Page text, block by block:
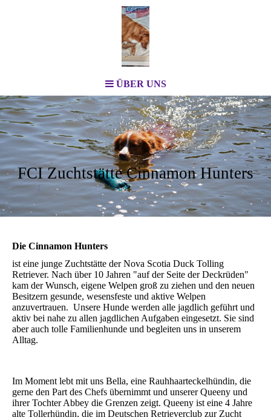
ÜBER UNS
FCI Zuchtstätte Cinnamon Hunters
Die Cinnamon Hunters
ist eine junge Zuchtstätte der Nova Scotia Duck Tolling
Retriever. Nach über 10 Jahren "auf der Seite der Deckrüden"
kam der Wunsch, eigene Welpen groß zu ziehen und den neuen
Besitzern gesunde, wesensfeste und aktive Welpen
anzuvertrauen. Unsere Hunde werden alle jagdlich geführt und
aktiv bei nahe zu allen jagdlichen Aufgaben eingesetzt. Sie sind
aber auch tolle Familienhunde und begleiten uns in unserem
Alltag.
Im Moment lebt mit uns Bella, eine Rauhhaarteckelhündin, die
gerne den Part des Chefs übernimmt und unserer Queeny und
ihrer Tochter Abbey die Grenzen zeigt. Queeny ist eine 4 Jahre
alte Tollerhündin, die im Deutschen Retrieverclub zur Zucht